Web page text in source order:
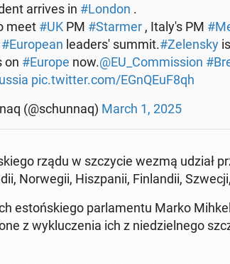
arrives in #London .
meet #UKPM #Starmer, Italy's PM
#Eu­ro­pe­an le­ader­s' summit.#Ze­len­sky
on #Europe now.@EU_Com­mis­sion
pic.twitter.com/EGnQEuF8qh
(@schun­naq) March 1, 2025
rządu w szczy­cie wezmą udział
Nor­we­gii, Hisz­pa­nii, Fin­lan­dii,
es­toń­skie­go par­la­men­tu Marko
z wy­klu­cze­nia ich z nie­dziel­ne­go